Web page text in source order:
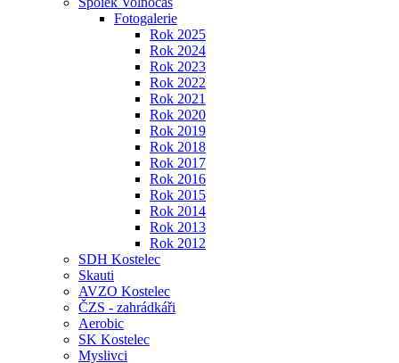
Fotogalerie
Rok 2025
Rok 2024
Rok 2023
Rok 2022
Rok 2021
Rok 2020
Rok 2019
Rok 2018
Rok 2017
Rok 2016
Rok 2015
Rok 2014
Rok 2013
Rok 2012
SDH Kostelec
Skauti
AVZO Kostelec
ČZS - zahrádkáři
Aerobic
SK Kostelec
Myslivci